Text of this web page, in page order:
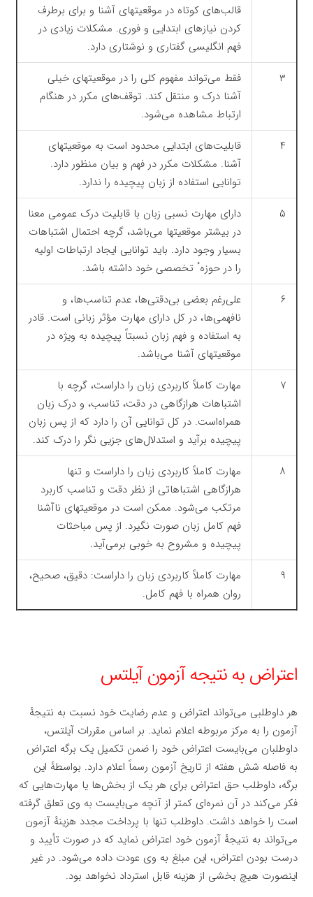
قالب‌های کوتاه در موقعیتهای آشنا و برای برطرف
کردن نیازهای ابتدایی و فوری. مشکلات زیادی در
فهم انگلیسی گفتاری و نوشتاری دارد.
۳
فقط می‌تواند مفهوم کلی را در موقعیتهای خیلی
آشنا درک و منتقل کند. توقف‌های مکرر در هنگام
ارتباط مشاهده می‌شود.
۴
قابلیت‌های ابتدایی محدود است به موقعیتهای
آشنا. مشکلات مکرر در فهم و بیان منظور دارد.
توانایی استفاده از زبان پیچیده را ندارد.
۵
دارای مهارت نسبی زبان با قابلیت درک عمومی معنا
در بیشتر موقعیتها می‌باشد، گرچه احتمال اشتباهات
بسیار وجود دارد. باید توانایی ایجاد ارتباطات اولیه
را در حوزهٴ تخصصی خود داشته باشد.
۶
علی‌رغم بعضی بی‌دقتی‌ها، عدم تناسب‌ها، و
نافهمی‌ها، در کل دارای مهارت مؤثر زبانی است. قادر
به استفاده و فهم زبان نسبتاً پیچیده به ویژه در
موقعیتهای آشنا می‌باشد.
۷
مهارت کاملاً کاربردی زبان را داراست، گرچه با
اشتباهات هرازگاهی در دقت، تناسب، و درک زبان
همراه‌است. در کل توانایی آن را دارد که از پس زبان
پیچیده برآید و استدلال‌های جزیی نگر را درک کند.
۸
مهارت کاملاً کاربردی زبان را داراست و تنها
هرازگاهی اشتباهاتی از نظر دقت و تناسب کاربرد
مرتکب می‌شود. ممکن است در موقعیتهای ناآشنا
فهم کامل زبان صورت نگیرد. از پس مباحثات
پیچیده و مشروح به خوبی برمی‌آید.
۹
مهارت کاملاً کاربردی زبان را داراست: دقیق، صحیح،
روان همراه با فهم کامل.
اعتراض به نتیجه آزمون آیلتس
هر داوطلبی می‌تواند اعتراض و عدم رضایت خود نسبت به نتیجهٔ
آزمون را به مرکز مربوطه اعلام نماید. بر اساس مقررات آیلتس،
داوطلبان می‌بایست اعتراض خود را ضمن تکمیل یک برگه اعتراض
به فاصله شش هفته از تاریخ آزمون رسماً اعلام دارد. بواسطهٔ این
برگه، داوطلب حق اعتراض برای هر یک از بخش‌ها یا مهارت‌هایی که
فکر می‌کند در آن نمره‌ای کمتر از آنچه می‌بایست به وی تعلق گرفته
است را خواهد داشت. داوطلب تنها با پرداخت مجدد هزینهٔ آزمون
می‌تواند به نتیجهٔ آزمون خود اعتراض نماید که در صورت تأیید و
درست بودن اعتراض، این مبلغ به وی عودت داده می‌شود. در غیر
اینصورت هیچ بخشی از هزینه قابل استرداد نخواهد بود.